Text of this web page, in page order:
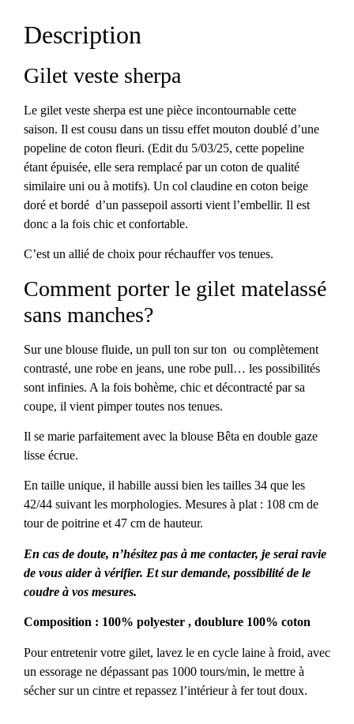
Description
Gilet veste sherpa
Le gilet veste sherpa est une pièce incontournable cette
saison. Il est cousu dans un tissu effet mouton doublé d’une
popeline de coton fleuri. (Edit du 5/03/25, cette popeline
étant épuisée, elle sera remplacé par un coton de qualité
similaire uni ou à motifs). Un col claudine en coton beige
doré et bordé d’un passepoil assorti vient l’embellir. Il est
donc a la fois chic et confortable.
C’est un allié de choix pour réchauffer vos tenues.
Comment porter le gilet matelassé
sans manches?
Sur une blouse fluide, un pull ton sur ton ou complètement
contrasté, une robe en jeans, une robe pull… les possibilités
sont infinies. A la fois bohème, chic et décontracté par sa
coupe, il vient pimper toutes nos tenues.
Il se marie parfaitement avec la blouse Bêta en double gaze
lisse écrue.
En taille unique, il habille aussi bien les tailles 34 que les
42/44 suivant les morphologies. Mesures à plat : 108 cm de
tour de poitrine et 47 cm de hauteur.
En cas de doute, n’hésitez pas à me contacter, je serai ravie
de vous aider à vérifier. Et sur demande, possibilité de le
coudre à vos mesures.
Composition : 100% polyester , doublure 100% coton
Pour entretenir votre gilet, lavez le en cycle laine à froid, avec
un essorage ne dépassant pas 1000 tours/min, le mettre à
sécher sur un cintre et repassez l’intérieur à fer tout doux.